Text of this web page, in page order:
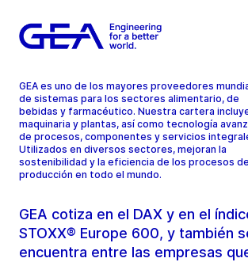
GEA es uno de los mayores proveedores
de sistemas para los sectores alimentario, de
bebidas y farmacéutico. Nuestra cartera
maquinaria y plantas, así como tecnología
de procesos, componentes y servicios
Utilizados en diversos sectores, mejoran la
sostenibilidad y la eficiencia de los procesos de
producción en todo el mundo.
GEA cotiza en el DAX y en el
STOXX® Europe 600, y también
encuentra entre las empresas